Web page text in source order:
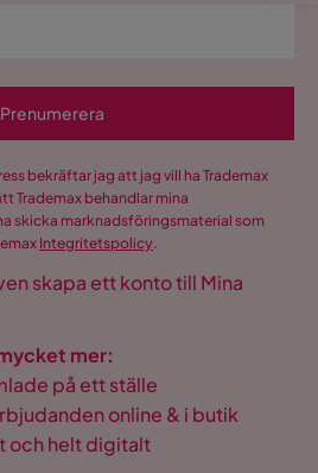
Prenumerera
bekräftar jag att jag vill ha Trademax
Trademax behandlar mina
skicka marknadsföringsmaterial som
Integritetspolicy.
skapa ett konto till Mina
mer:
på ett ställe
online & i butik
och helt digitalt